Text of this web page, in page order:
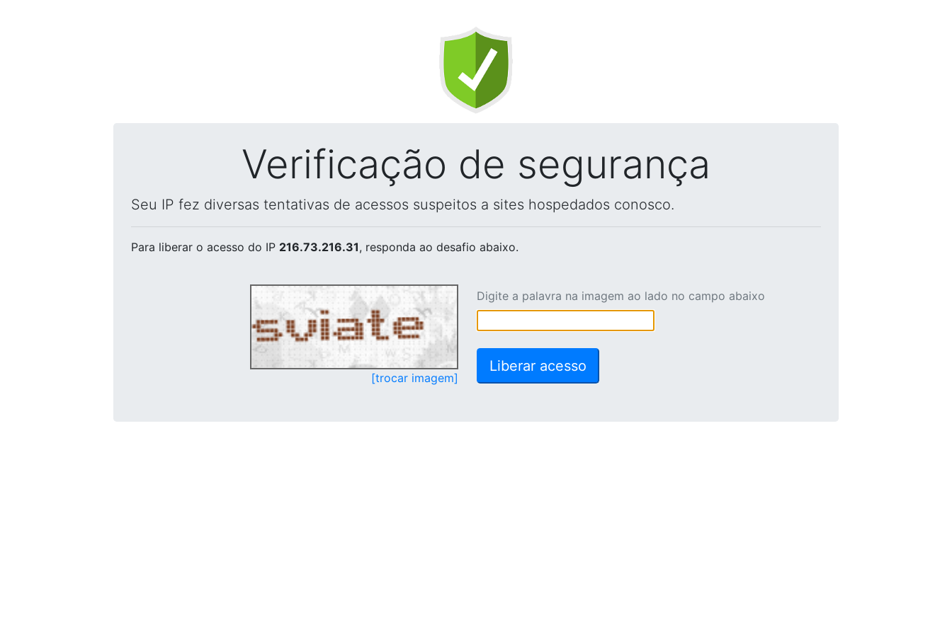
Verificação de segurança
Seu IP fez diversas tentativas de acessos suspeitos a sites hospedados conosco.
Para liberar o acesso do IP 216.73.216.31, responda ao desafio abaixo.
[trocar imagem]
Digite a palavra na imagem ao lado no campo abaixo